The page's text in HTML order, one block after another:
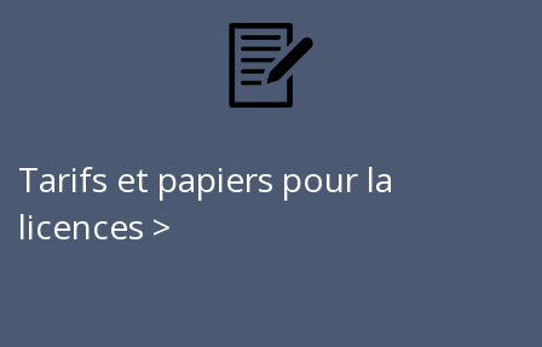
Tarifs et papiers pour la
licences >